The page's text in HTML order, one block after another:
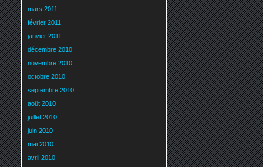
mars 2011
février 2011
janvier 2011
décembre 2010
novembre 2010
octobre 2010
septembre 2010
août 2010
juillet 2010
juin 2010
mai 2010
avril 2010